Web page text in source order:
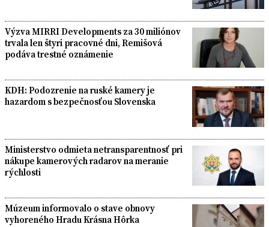
Výzva MIRRI Developments za 30 miliónov
trvala len štyri pracovné dni, Remišová
podáva trestné oznámenie
KDH: Podozrenie na ruské kamery je
hazardom s bezpečnosťou Slovenska
Ministerstvo odmieta netransparentnosť pri
nákupe kamerových radarov na meranie
rýchlosti
Múzeum informovalo o stave obnovy
vyhoreného Hradu Krásna Hôrka